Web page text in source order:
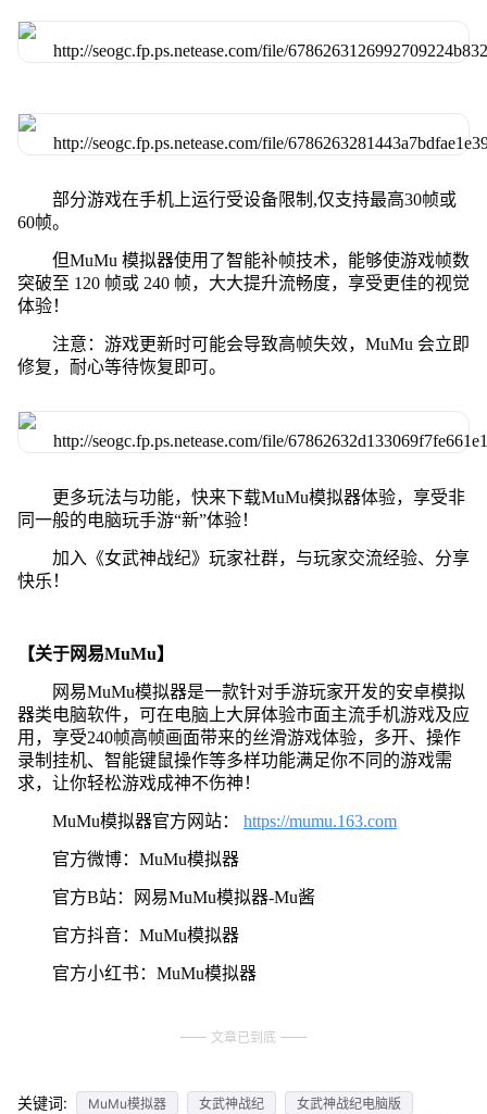
部分游戏在手机上运行受设备限制,仅支持最高30帧或
60帧。
但MuMu 模拟器使用了智能补帧技术，能够使游戏帧数
突破至 120 帧或 240 帧，大大提升流畅度，享受更佳的视觉
体验！
注意：游戏更新时可能会导致高帧失效，MuMu 会立即
修复，耐心等待恢复即可。
更多玩法与功能，快来下载MuMu模拟器体验，享受非
同一般的电脑玩手游“新”体验！
加入《女武神战纪》玩家社群，与玩家交流经验、分享
快乐！
【关于网易MuMu】
网易MuMu模拟器是一款针对手游玩家开发的安卓模拟
器类电脑软件，可在电脑上大屏体验市面主流手机游戏及应
用，享受240帧高帧画面带来的丝滑游戏体验，多开、操作
录制挂机、智能键鼠操作等多样功能满足你不同的游戏需
求，让你轻松游戏成神不伤神！
MuMu模拟器官方网站： https://mumu.163.com
官方微博：MuMu模拟器
官方B站：网易MuMu模拟器-Mu酱
官方抖音：MuMu模拟器
官方小红书：MuMu模拟器
文章已到底
关键词: MuMu模拟器 女武神战纪
女武神战纪电脑版